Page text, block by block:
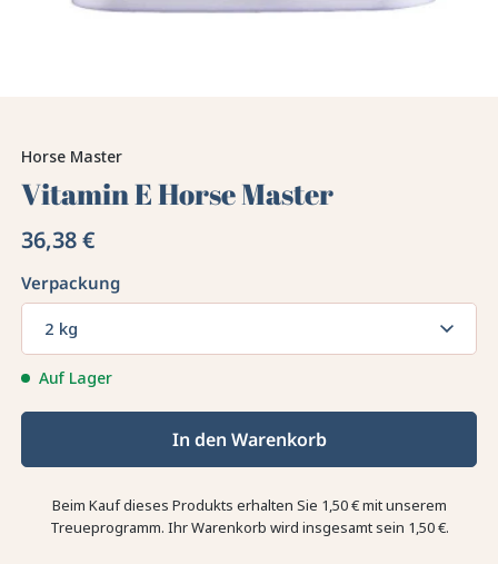
Horse Master
Vitamin E Horse Master
36,38 €
Verpackung
2 kg
Auf Lager
In den Warenkorb
Beim Kauf dieses Produkts erhalten Sie 1,50 €mit unserem
Treueprogramm. Ihr Warenkorb wird insgesamt sein 1,50 €.